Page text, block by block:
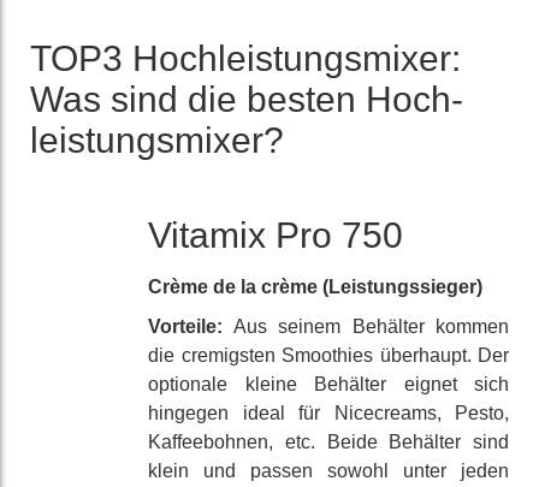
TOP3 Hochleistungsmixer:
Was sind die besten Hoch­
leistungs­mixer?
Vitamix Pro 750
Crème de la crème (Leistungs­sieger)
Vorteile: Aus seinem Behälter kommen
die cremigsten Smoothies überhaupt. Der
optionale kleine Behälter eignet sich
hingegen ideal für Nice­creams, Pesto,
Kaffee­bohnen, etc. Beide Behälter sind
klein und passen sowohl unter jeden